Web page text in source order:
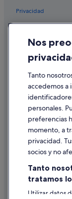
Hoteles cerca de
Complejos
Apartamentos en
Casas de campo
Hoteles cerca de
Casas barco en
Privacidad
Condiciones de uso
Información legal/
Pautas sobre el
Ayuda
Cancelar un vuelo
Cancelar una
Plazos de reembolso
Utilizar un cupón
Documentos para
Nos
Tanto
accedemos a
personales.
preferencias
momento, a
privacidad.
socios y no
Tanto
tratamos
Utilizar datos